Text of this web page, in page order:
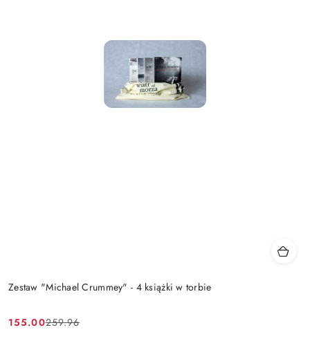
Zestaw "Michael Crummey" - 4 książki w torbie
Cena
155.00
Cena
259.96